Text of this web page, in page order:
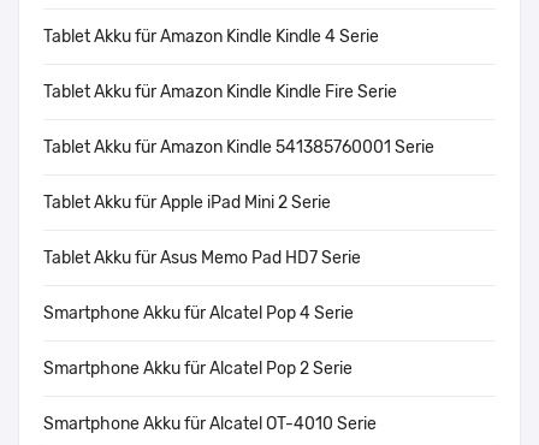
Tablet Akku für Amazon Kindle Kindle 4 Serie
Tablet Akku für Amazon Kindle Kindle Fire Serie
Tablet Akku für Amazon Kindle 541385760001 Serie
Tablet Akku für Apple iPad Mini 2 Serie
Tablet Akku für Asus Memo Pad HD7 Serie
Smartphone Akku für Alcatel Pop 4 Serie
Smartphone Akku für Alcatel Pop 2 Serie
Smartphone Akku für Alcatel OT-4010 Serie